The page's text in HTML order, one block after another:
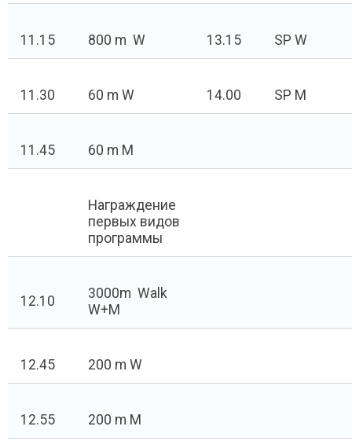
11.15 800 m W 13.15 SP W
11.30 60 m W 14.00 SP M
11.45 60 m M
Награждение
первых видов
программы
12.10
3000m Walk
W+M
12.45 200 m W
12.55 200 m M